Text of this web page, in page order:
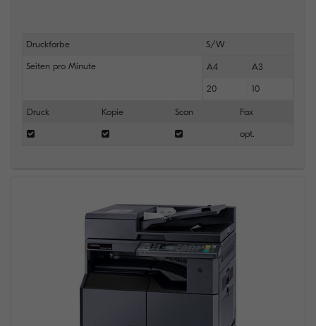
Druckfarbe S/W
Seiten pro Minute A4 A3
20 10
Druck Kopie Scan Fax
opt.